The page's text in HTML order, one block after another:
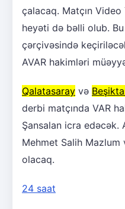
çalacaq. Matçın Video
heyəti də bəlli olub.
çərçivəsində
AVAR hakimləri
Qalatasaray və
derbi matçında VAR
Şansalan icra edəcək.
Mehmet Salih
olacaq.
24 saat